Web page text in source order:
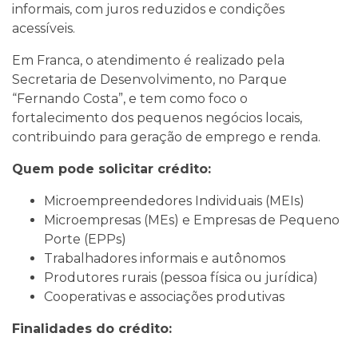
informais, com juros reduzidos e condições
acessíveis.
Em Franca, o atendimento é realizado pela
Secretaria de Desenvolvimento, no Parque
“Fernando Costa”, e tem como foco o
fortalecimento dos pequenos negócios locais,
contribuindo para geração de emprego e renda.
Quem pode solicitar crédito:
Microempreendedores Individuais (MEIs)
Microempresas (MEs) e Empresas de Pequeno
Porte (EPPs)
Trabalhadores informais e autônomos
Produtores rurais (pessoa física ou jurídica)
Cooperativas e associações produtivas
Finalidades do crédito: